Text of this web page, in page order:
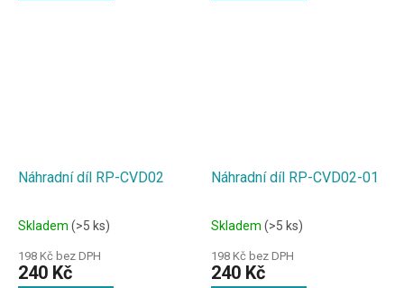
Náhradní díl RP-CVD02
Skladem (>5 ks)
198 Kč bez DPH
240 Kč
Náhradní díl RP-CVD02-01
Skladem (>5 ks)
198 Kč bez DPH
240 Kč